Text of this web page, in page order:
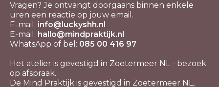
Vragen? Je ontvangt doorgaans binnen enkele
uren een reactie op jouw email.
E-mail: info@luckyshh.nl
E-mail: hallo@mindpraktijk.nl
WhatsApp of bel: 085 00 416 97
Het atelier is gevestigd in Zoetermeer NL - bezoek
op afspraak.
De Mind Praktijk is gevestigd in Zoetermeer NL,